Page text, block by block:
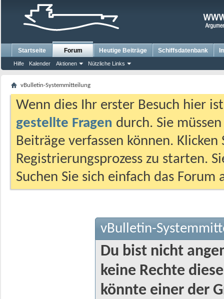
Startseite Forum
Hilfe Kalender Aktionen Nützliche Links
Heutige Beiträge Schiffsdatenbank
vBulletin-Systemmitteilung
Wenn dies Ihr erster Besuch hier
gestellte Fragen durch. Sie
Beiträge verfassen können.
Registrierungsprozess zu starten.
Suchen Sie sich einfach das
vBulletin-
Du bist nicht
keine Rechte
könnte einer der